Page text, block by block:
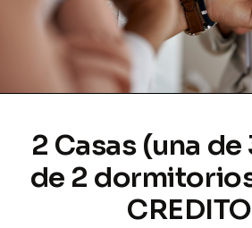
2 Casas (una de
de 2
CREDITO